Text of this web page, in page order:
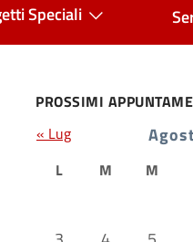
Speciali
PROSSIMI
L M M
« Lug